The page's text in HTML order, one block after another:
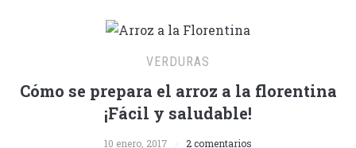
VERDURAS
Cómo se prepara el arroz a la florentina
¡Fácil y saludable!
10 enero, 2017 2 comentarios